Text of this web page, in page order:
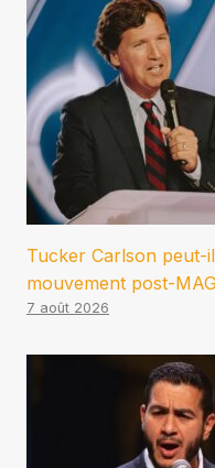
Tucker Carlson
mouvement post-
7 août 2026